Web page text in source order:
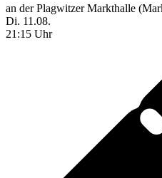
an der Plagwitzer Markthalle
Di. 11.08.
21:15 Uhr